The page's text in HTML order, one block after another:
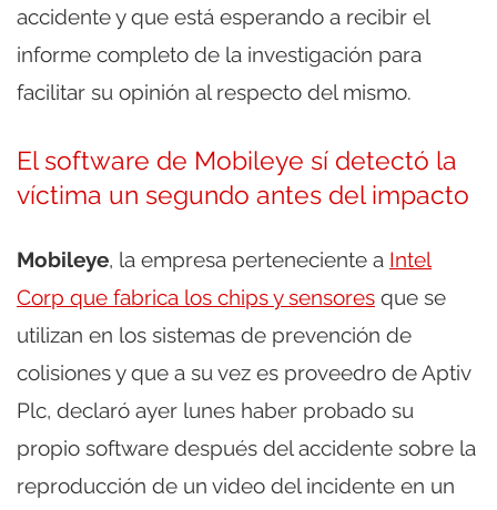
accidente y que está esperando a recibir el
informe completo de la investigación para
facilitar su opinión al respecto del mismo.
El software de Mobileye sí detectó la
víctima un segundo antes del impacto
Mobileye, la empresa perteneciente a Intel
Corp que fabrica los chips y sensores que se
utilizan en los sistemas de prevención de
colisiones y que a su vez es proveedro de Aptiv
Plc, declaró ayer lunes haber probado su
propio software después del accidente sobre la
reproducción de un video del incidente en un